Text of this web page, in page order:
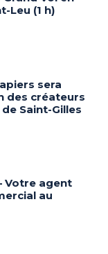
Leu (1 h)
sera
des créateurs
Saint-Gilles
Votre agent
au